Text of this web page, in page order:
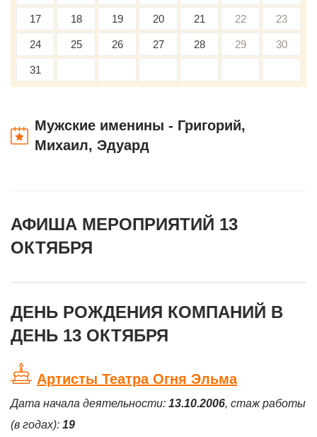
17 18 19 20 21 22 23
24 25 26 27 28 29 30
31
Мужские именины - Григорий,
Михаил, Эдуард
АФИША МЕРОПРИЯТИЙ 13
ОКТЯБРЯ
ДЕНЬ РОЖДЕНИЯ КОМПАНИЙ В
ДЕНЬ 13 ОКТЯБРЯ
Артисты Театра Огня Эльма
Дата начала деятельности: 13.10.2006, стаж работы
(в годах): 19